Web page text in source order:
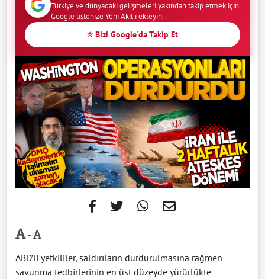
Türkiye ve dünyadaki gelişmeleri yakından takip etmek için
Google listenize Yeni Akit'i ekleyin.
⭐ Bizi Google'da Takip Et
-
ABD’li yetkililer, saldırıların durdurulmasına rağmen
savunma tedbirlerinin en üst düzeyde yürürlükte